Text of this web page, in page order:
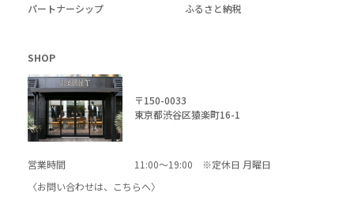
パートナーシップ
ふるさと納税
SHOP
〒150-0033
東京都渋谷区猿楽町16-1
営業時間
11:00～19:00 ※定休日 月曜日
〈お問い合わせは、
こちらへ〉